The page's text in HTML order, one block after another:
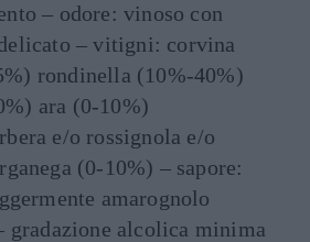
– odore: vinoso con
– vitigni: corvina
rondinella (10%-40%)
ara (0-10%)
e/o rossignola e/o
(0-10%) – sapore:
amarognolo
gradazione alcolica minima